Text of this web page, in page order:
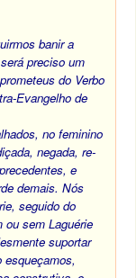
banir a
preciso um
do Verbo
Evangelho de
no feminino
negada, re-
e
demais. Nós
seguido do
ou sem Laguérie
suportar
esqueçamos,